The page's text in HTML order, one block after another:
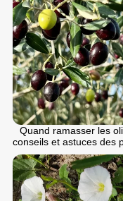
Quand ramasser les
conseils et astuces des